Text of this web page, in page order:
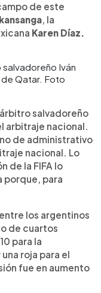
de este
, la
Karen Díaz.
Iván
Qatar. Foto
salvadoreño
arbitraje nacional.
de administrativo
nacional. Lo
de la FIFA lo
porque, para
los argentinos
de cuartos
para la
roja para el
fue en aumento